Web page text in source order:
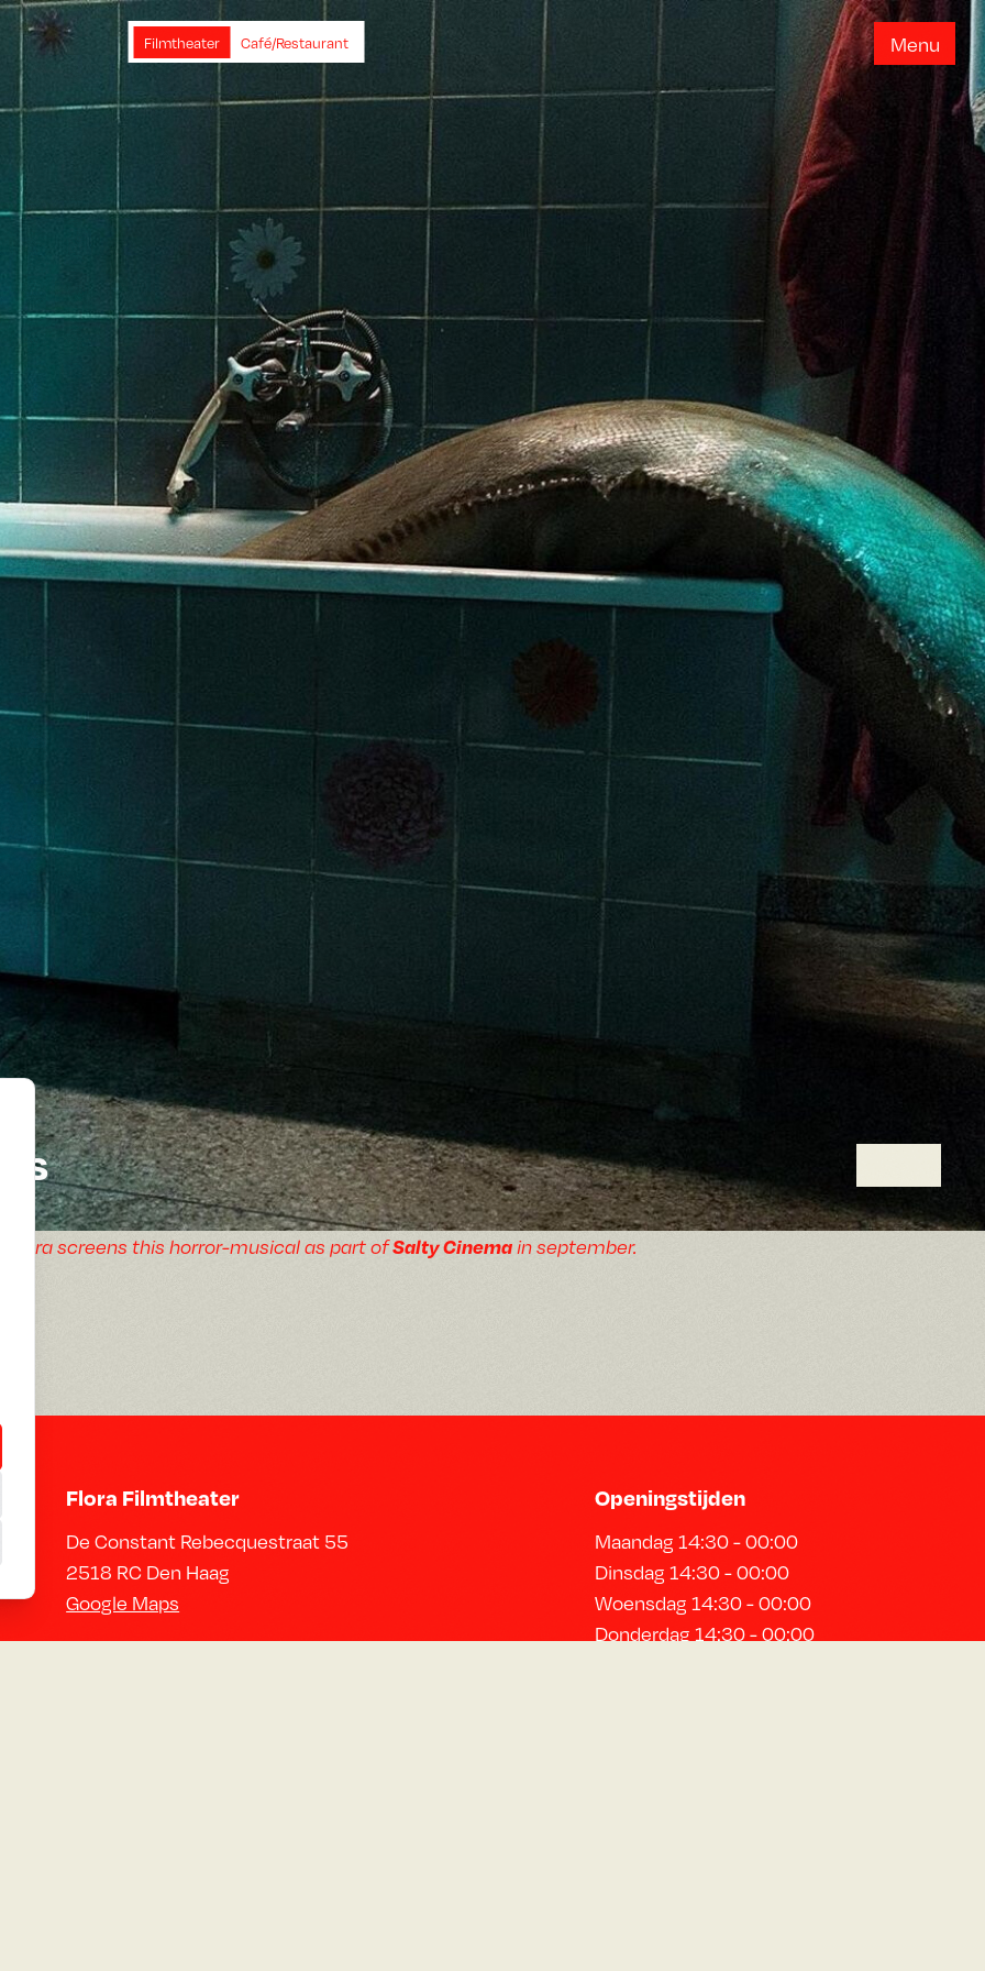
Filmtheater Café/Restaurant Menu
Flora screens this horror-musical as part ofSalty Cinemain september.
Flora Filmtheater
De Constant Rebecquestraat 55
2518 RC Den Haag
Google Maps
Openingstijden
Maandag 14:30 - 00:00
Dinsdag 14:30 - 00:00
Woensdag 14:30 - 00:00
Donderdag 14:30 - 00:00